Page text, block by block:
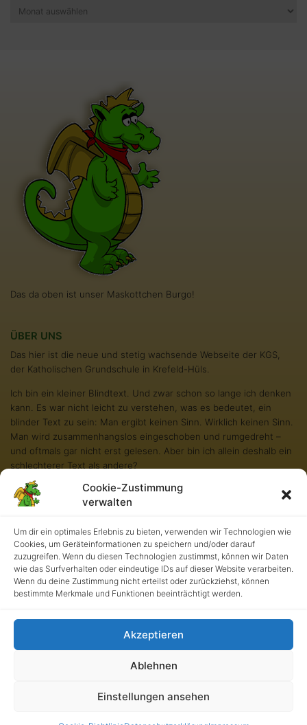
Cookie-Zustimmung
verwalten
Um dir ein optimales Erlebnis zu bieten, verwenden wir Technologien wie
Cookies, um Geräteinformationen zu speichern und/oder darauf
zuzugreifen. Wenn du diesen Technologien zustimmst, können wir Daten
wie das Surfverhalten oder eindeutige IDs auf dieser Website verarbeiten.
Wenn du deine Zustimmung nicht erteilst oder zurückziehst, können
bestimmte Merkmale und Funktionen beeinträchtigt werden.
Akzeptieren
Ablehnen
Einstellungen ansehen
Archiv
Das da oben ist unser Maskottchen Burgo!
ÜBER UNS
Das hier ist die neue und stetig wachsende Webseite der KGS,
der Katholischen Grundschule in Krefeld-Hüls.
Ich bin ein kleiner Blindtext. Und zwar schon so lange ich denken
kann. Es war nicht leicht zu verstehen, was es bedeutet, ein
blinder Text zu sein: Man ergibt keinen Sinn. Wirklich keinen Sinn.
Man wird zusammenhangslos eingeschoben und rumgedreht –
und oftmals gar nicht erst gelesen. Aber bin ich allein deshalb ein
schlechterer Text als andere?
Na gut, ich werde nie in den Bestsellerlisten stehen. Aber andere
Texte schaffen das auch nicht. Und darum stört es mich nicht
lesen, so habe ich als kleiner Blindtext etwas geschafft, wovon all
die richtigen und wichtigen Texte meist nur träumen.
vorbehalten.